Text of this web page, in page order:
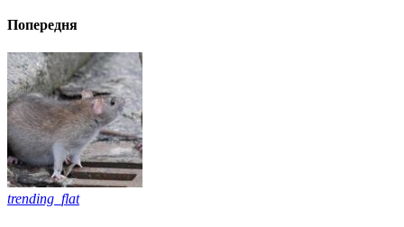
Попередня
trending_flat